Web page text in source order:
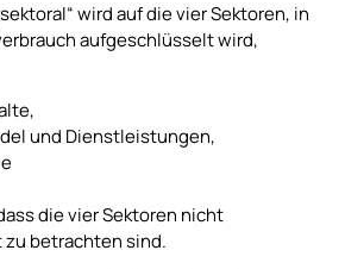
wird auf die vier Sektoren, in
aufgeschlüsselt wird,
und Dienstleistungen,
die vier Sektoren nicht
betrachten sind.